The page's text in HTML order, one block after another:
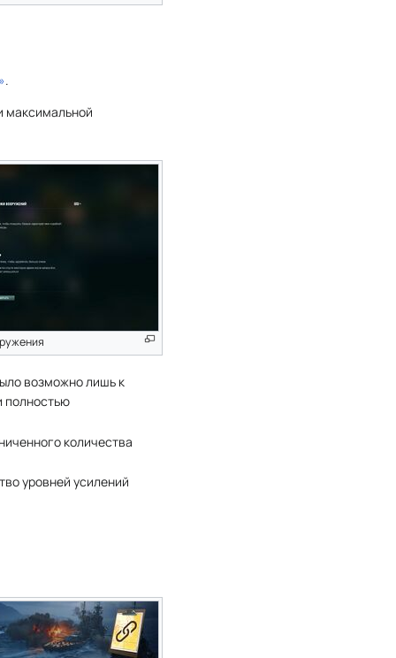
.
максимальной
возможно лишь к
полностью
количества
уровней усилений